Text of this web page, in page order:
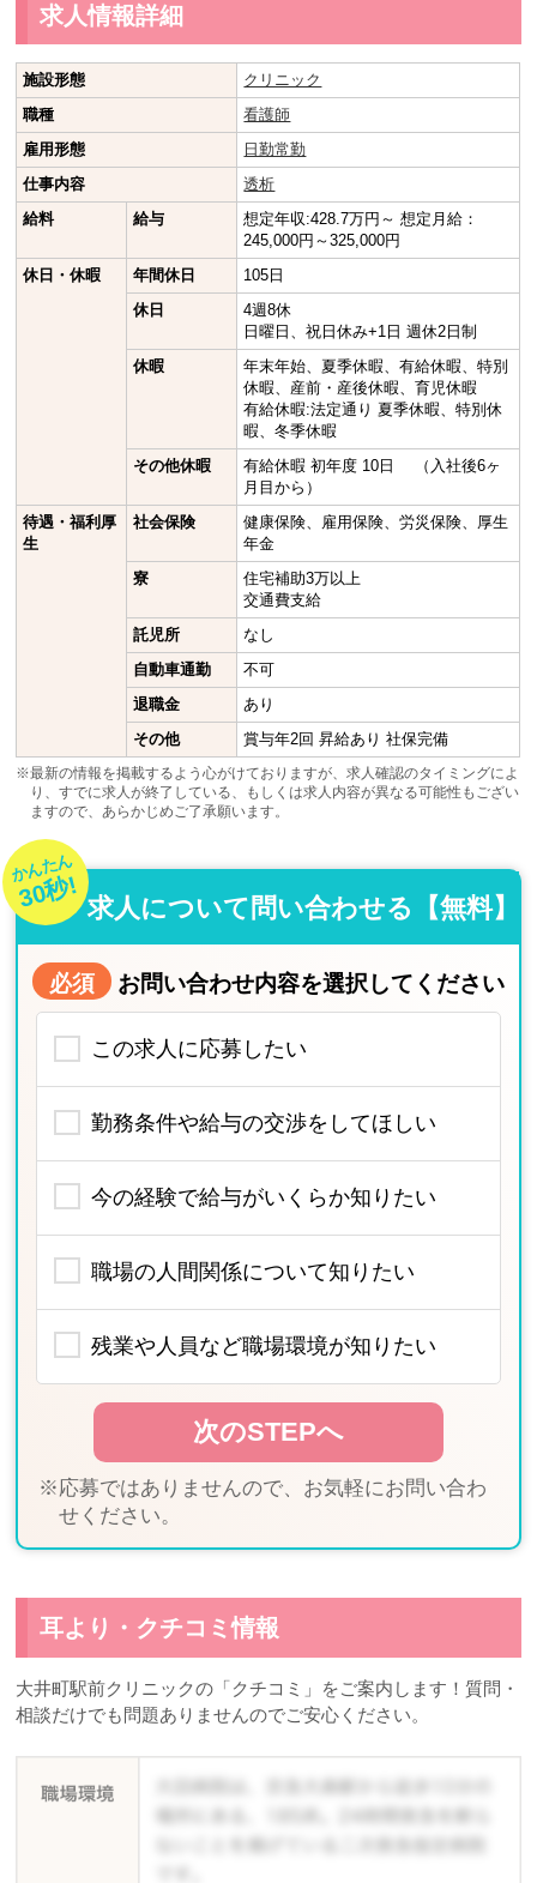
求人情報詳細
施設形態
クリニック
職種
看護師
雇用形態
日勤常勤
仕事内容
透析
給料
給与
想定年収:428.7万円～ 想定月給：
245,000円～325,000円
休日・休暇
年間休日
105日
休日
4週8休
日曜日、祝日休み+1日 週休2日制
休暇
年末年始、夏季休暇、有給休暇、特別
休暇、産前・産後休暇、育児休暇
有給休暇:法定通り 夏季休暇、特別休
暇、冬季休暇
その他休暇
有給休暇 初年度 10日 （入社後6ヶ
月目から）
待遇・福利厚
生
社会保険
健康保険、雇用保険、労災保険、厚生
年金
寮
住宅補助3万以上
交通費支給
託児所
なし
自動車通勤
不可
退職金
あり
その他
賞与年2回 昇給あり 社保完備
※最新の情報を掲載するよう心がけておりますが、求人確認のタイミングによ
り、すでに求人が終了している、もしくは求人内容が異なる可能性もござい
ますので、あらかじめご了承願います。
かんたん
30秒! 求人について問い合わせる【無料】
必須 お問い合わせ内容を選択してください
この求人に応募したい
勤務条件や給与の交渉をしてほしい
今の経験で給与がいくらか知りたい
職場の人間関係について知りたい
残業や人員など職場環境が知りたい
※応募ではありませんので、お気軽にお問い合わ
せください。
耳より・クチコミ情報
大井町駅前クリニックの「クチコミ」をご案内します！質問・
相談だけでも問題ありませんのでご安心ください。